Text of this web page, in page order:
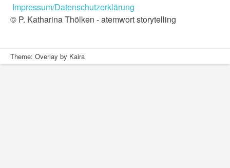
Impressum/Datenschutzerklärung
© P. Katharina Thölken - atemwort storytelling
Theme: Overlay by Kaira